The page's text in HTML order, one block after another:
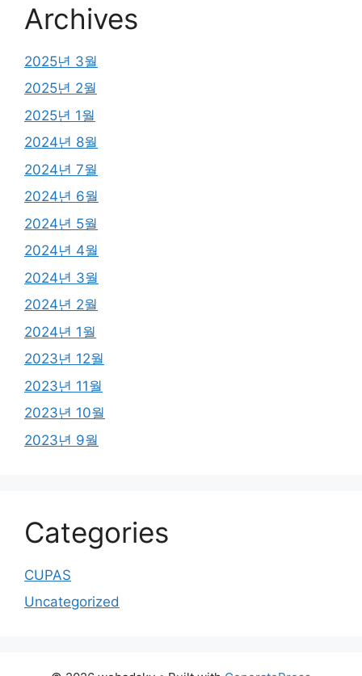
Archives
2025년 3월
2025년 2월
2025년 1월
2024년 8월
2024년 7월
2024년 6월
2024년 5월
2024년 4월
2024년 3월
2024년 2월
2024년 1월
2023년 12월
2023년 11월
2023년 10월
2023년 9월
Categories
CUPAS
Uncategorized